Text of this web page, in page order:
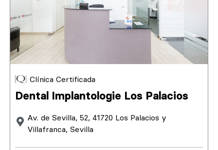
Clínica Certificada
Dental Implantologie Los Palacios
Av. de Sevilla, 52, 41720 Los Palacios y
Villafranca, Sevilla